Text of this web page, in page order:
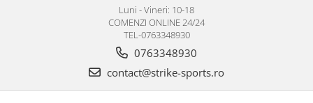
Luni - Vineri: 10-18
COMENZI ONLINE 24/24
TEL-0763348930
0763348930
contact@strike-sports.ro